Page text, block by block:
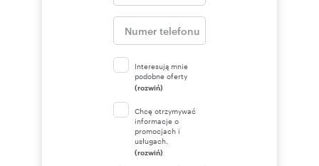
Interesują mnie
podobne oferty
(rozwiń)
Chcę otrzymywać
informacje o
promocjach i
usługach.
(rozwiń)